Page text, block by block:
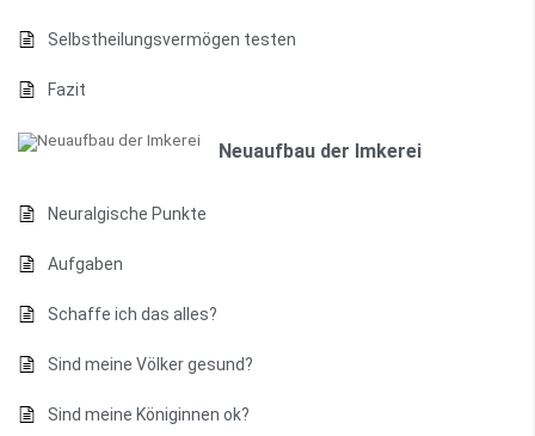
Selbstheilungsvermögen testen
Fazit
Neuaufbau der Imkerei
Neuralgische Punkte
Aufgaben
Schaffe ich das alles?
Sind meine Völker gesund?
Sind meine Königinnen ok?